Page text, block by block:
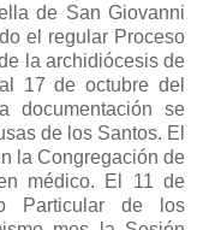
de San Giovanni
el regular Proceso
la archidiócesis de
17 de octubre del
documentación se
de los Santos. El
la Congregación de
médico. El 11 de
Particular de los